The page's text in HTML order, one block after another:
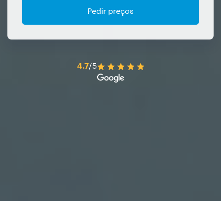
Pedir preços
4.7/5